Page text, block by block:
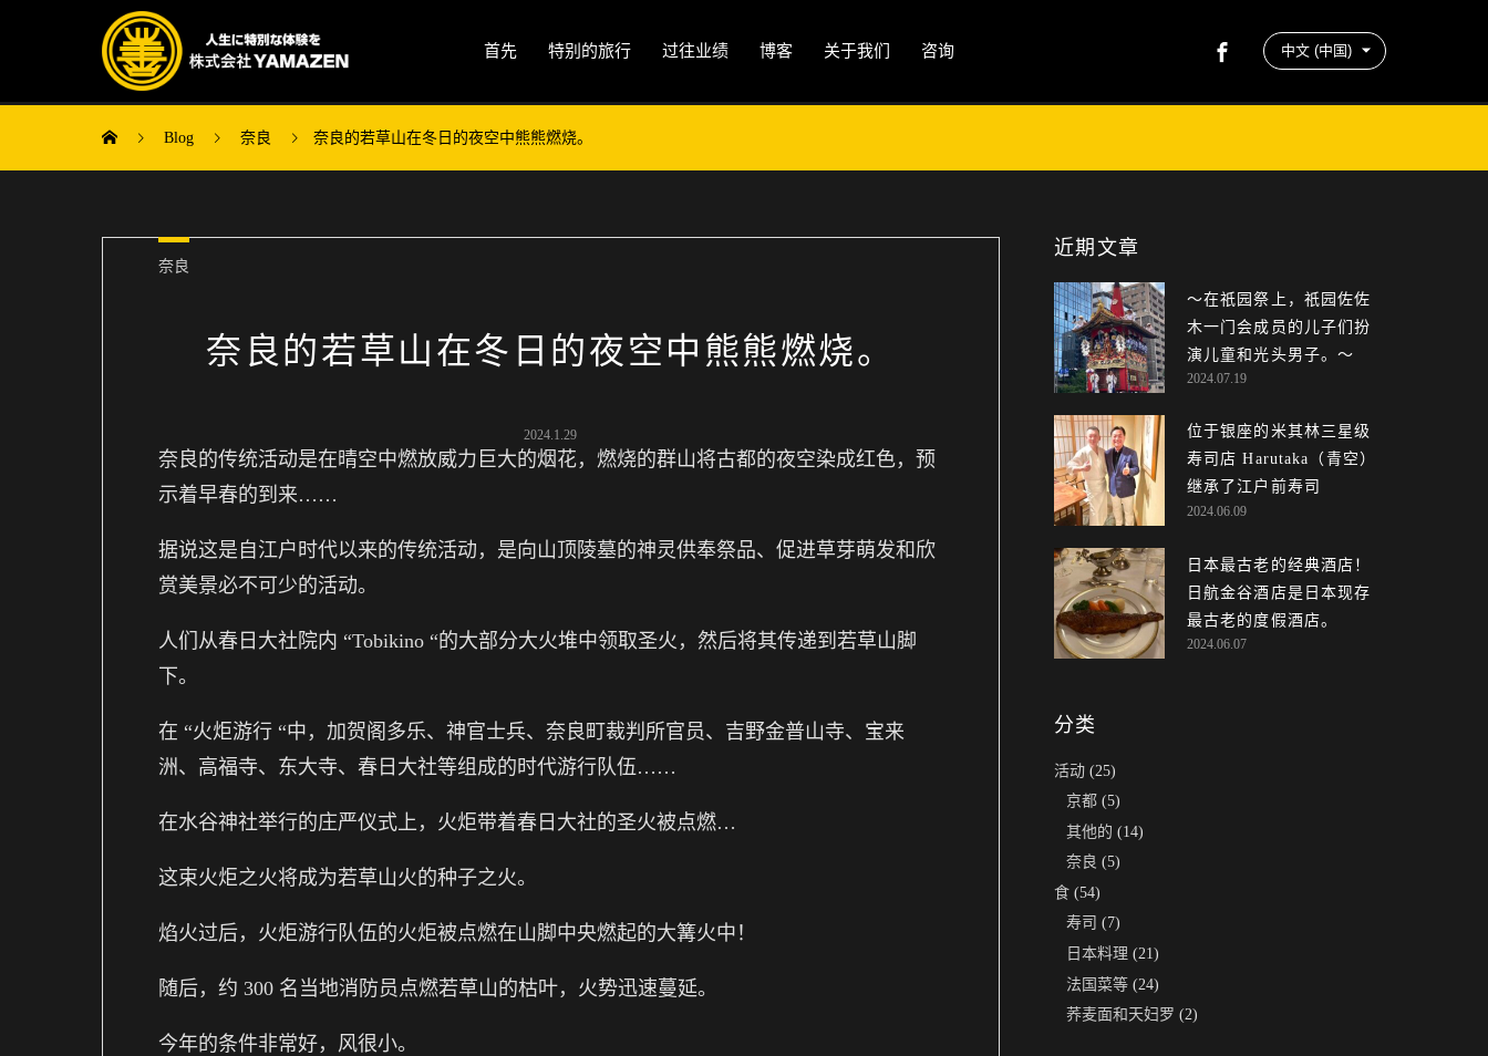
首先 特别的旅行 过往业绩 博客 关于我们 咨询
Blog 奈良 奈良的若草山在冬日的夜空中熊熊燃烧。
奈良
奈良的若草山在冬日的夜空中熊熊燃烧。
2024.1.29
奈良的传统活动是在晴空中燃放威力巨大的烟花，燃烧的群山将古都的夜空染成红色，预
示着早春的到来……
据说这是自江户时代以来的传统活动，是向山顶陵墓的神灵供奉祭品、促进草芽萌发和欣
赏美景必不可少的活动。
人们从春日大社院内 “Tobikino “的大部分大火堆中领取圣火，然后将其传递到若草山脚
下。
在 “火炬游行 “中，加贺阁多乐、神官士兵、奈良町裁判所官员、吉野金普山寺、宝来
洲、高福寺、东大寺、春日大社等组成的时代游行队伍……
在水谷神社举行的庄严仪式上，火炬带着春日大社的圣火被点燃…
这束火炬之火将成为若草山火的种子之火。
焰火过后，火炬游行队伍的火炬被点燃在山脚中央燃起的大篝火中！
随后，约 300 名当地消防员点燃若草山的枯叶，火势迅速蔓延。
今年的条件非常好，风很小。
近期文章
〜在祇园祭上，祇园佐佐
木一门会成员的儿子们扮
演儿童和光头男子。～
2024.07.19
位于银座的米其林三星级
寿司店 Harutaka（青空）
继承了江户前寿司（Edo...
2024.06.09
日本最古老的经典酒店！
日航金谷酒店是日本现存
最古老的度假酒店。
2024.06.07
分类
活动 (25)
京都(5)
其他的 (14)
奈良 (5)
食 (54)
寿司 (7)
日本料理 (21)
法国菜等(24)
荞麦面和天妇罗 (2)